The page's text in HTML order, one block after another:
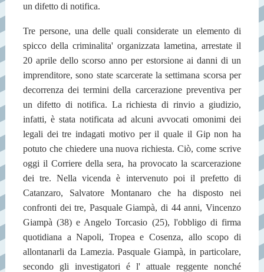
un difetto di notifica.
Tre persone, una delle quali considerate un elemento di
spicco della criminalita' organizzata lametina, arrestate il
20 aprile dello scorso anno per estorsione ai danni di un
imprenditore, sono state scarcerate la settimana scorsa per
decorrenza dei termini della carcerazione preventiva per
un difetto di notifica. La richiesta di rinvio a giudizio,
infatti, è stata notificata ad alcuni avvocati omonimi dei
legali dei tre indagati motivo per il quale il Gip non ha
potuto che chiedere una nuova richiesta. Ciò, come scrive
oggi il Corriere della sera, ha provocato la scarcerazione
dei tre. Nella vicenda è intervenuto poi il prefetto di
Catanzaro, Salvatore Montanaro che ha disposto nei
confronti dei tre, Pasquale Giampà, di 44 anni, Vincenzo
Giampà (38) e Angelo Torcasio (25), l'obbligo di firma
quotidiana a Napoli, Tropea e Cosenza, allo scopo di
allontanarli da Lamezia. Pasquale Giampà, in particolare,
secondo gli investigatori é l' attuale reggente nonché